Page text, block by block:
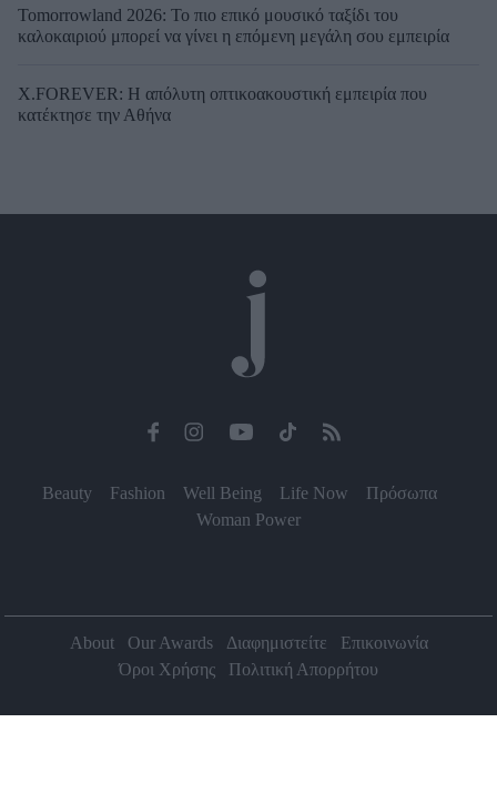
Tomorrowland 2026: Το πιο επικό μουσικό ταξίδι του
καλοκαιριού μπορεί να γίνει η επόμενη μεγάλη σου εμπειρία
X.FOREVER: Η απόλυτη οπτικοακουστική εμπειρία που
κατέκτησε την Αθήνα
Beauty Fashion Well Being Life Now
Πρόσωπα
Woman Power
About Our Awards Διαφημιστείτε
Επικοινωνία
Όροι Χρήσης
Πολιτική Απορρήτου